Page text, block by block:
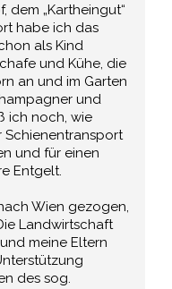
dem „Kartheingut“
habe ich das
als Kind
und Kühe, die
an und im Garten
und
ich noch, wie
Schienentransport
und für einen
Entgelt.
Wien gezogen,
Landwirtschaft
meine Eltern
des sog.